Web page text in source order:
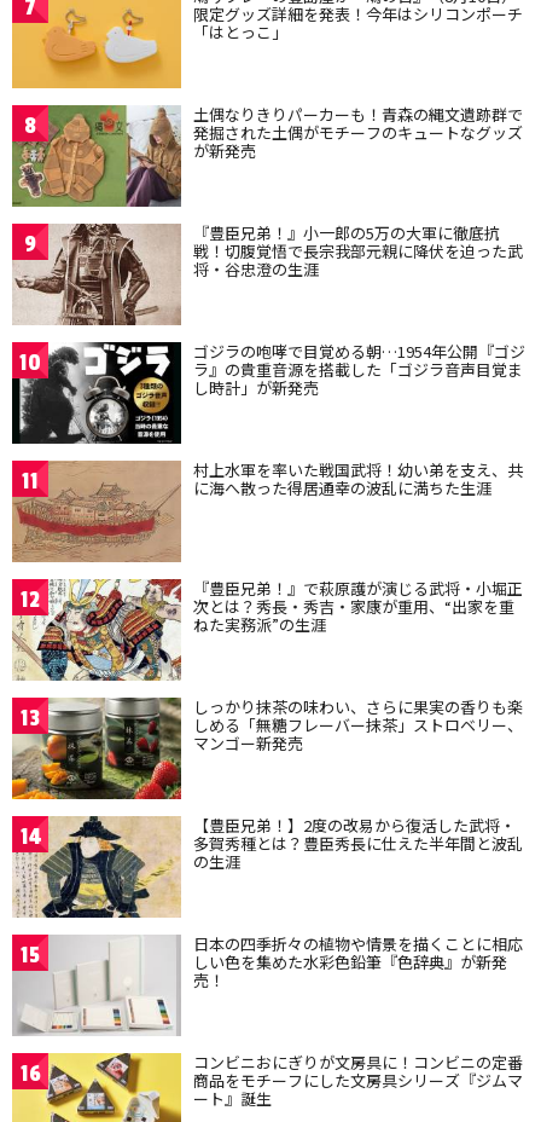
7 限定グッズ詳細を発表！今年はシリコンポーチ
「はとっこ」
8 土偶なりきりパーカーも！青森の縄文遺跡群で
発掘された土偶がモチーフのキュートなグッズ
が新発売
9 『豊臣兄弟！』小一郎の5万の大軍に徹底抗
戦！切腹覚悟で長宗我部元親に降伏を迫った武
将・谷忠澄の生涯
10 ゴジラの咆哮で目覚める朝…1954年公開『ゴジ
ラ』の貴重音源を搭載した「ゴジラ音声目覚ま
し時計」が新発売
11 村上水軍を率いた戦国武将！幼い弟を支え、共
に海へ散った得居通幸の波乱に満ちた生涯
12 『豊臣兄弟！』で萩原護が演じる武将・小堀正
次とは？秀長・秀吉・家康が重用、“出家を重
ねた実務派”の生涯
13 しっかり抹茶の味わい、さらに果実の香りも楽
しめる「無糖フレーバー抹茶」ストロベリー、
マンゴー新発売
14 【豊臣兄弟！】2度の改易から復活した武将・
多賀秀種とは？豊臣秀長に仕えた半年間と波乱
の生涯
15 日本の四季折々の植物や情景を描くことに相応
しい色を集めた水彩色鉛筆『色辞典』が新発
売！
16 コンビニおにぎりが文房具に！コンビニの定番
商品をモチーフにした文房具シリーズ『ジムマ
ート』誕生